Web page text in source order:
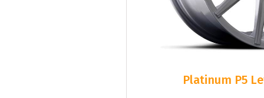
Platinum P5